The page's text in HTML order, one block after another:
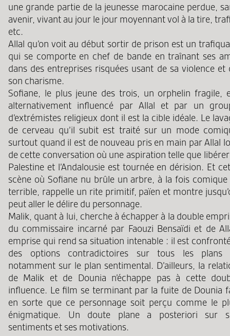
une grande partie de la jeunesse marocaine perdue,
avenir, vivant au jour le jour moyennant vol à la tire,
etc.
Allal qu’on voit au début sortir de prison est un
qui se comporte en chef de bande en traînant ses
dans des entreprises risquées usant de sa violence et
son charisme.
Sofiane, le plus jeune des trois, un orphelin fragile,
alternativement influencé par Allal et par un
d’extrémistes religieux dont il est la cible idéale. Le
de cerveau qu’il subit est traité sur un mode
surtout quand il est de nouveau pris en main par Allal
de cette conversation où une aspiration telle que
Palestine et l’Andalousie est tournée en dérision. Et
scène où Sofiane nu brûle un arbre, à la fois
terrible, rappelle un rite primitif, païen et montre
peut aller le délire du personnage.
Malik, quant à lui, cherche à échapper à la double
du commissaire incarné par Faouzi Bensaïdi et de
emprise qui rend sa situation intenable : il est
des options contradictoires sur tous les plans
notamment sur le plan sentimental. D’ailleurs, la
de Malik et de Dounia n’échappe pas à cette
influence. Le film se terminant par la fuite de Dounia
en sorte que ce personnage soit perçu comme le
énigmatique. Un doute plane a posteriori sur
sentiments et ses motivations.